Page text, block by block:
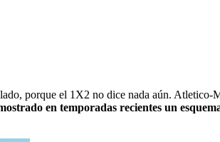
porque el 1X2 no dice nada aún.
en temporadas recientes un